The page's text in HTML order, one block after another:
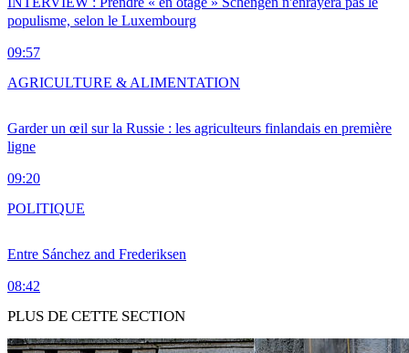
populisme, selon le Luxembourg
09:57
Garder un œil sur la Russie : les agriculteurs finlandais en première
ligne
09:20
AGRICULTURE & ALIMENTATION
Entre Sánchez and Frederiksen
08:42
POLITIQUE
PLUS DE CETTE SECTION